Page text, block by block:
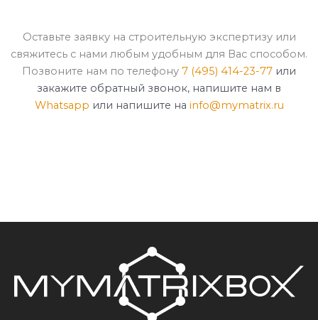
Оставьте заявку на строительную экспертизу или
свяжитесь с нами любым удобным для Вас способом.
Позвоните нам по телефону 7 (495) 414-23-77 или
закажите обратный звонок, напишите нам в
Whatsapp или напишите на info@mymatrix.ru